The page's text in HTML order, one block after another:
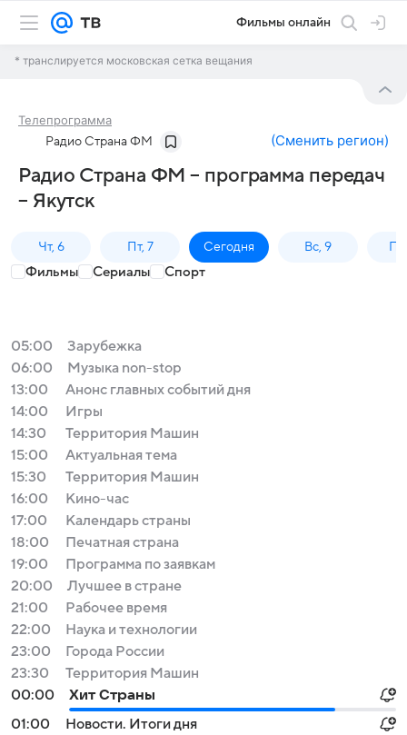
Фильмы онлайн
* транслируется московская сетка вещания
Телепрограмма
Радио Страна ФМ (Сменить регион)
Радио Страна ФМ – программа передач
– Якутск
Чт, 6 Пт, 7 Сегодня Вс, 9
Фильмы Сериалы Спорт
05:00
Зарубежка
06:00
Музыка non-stop
13:00
Анонс главных событий дня
14:00
Игры
14:30
Территория Машин
15:00
Актуальная тема
15:30
Территория Машин
16:00
Кино-час
17:00
Календарь страны
18:00
Печатная страна
19:00
Программа по заявкам
20:00
Лучшее в стране
21:00
Рабочее время
22:00
Наука и технологии
23:00
Города России
23:30
Территория Машин
00:00
Хит Страны
01:00
Новости. Итоги дня